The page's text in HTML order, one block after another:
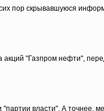
пор скрывавшуюся
"Газпром нефти",
власти". А